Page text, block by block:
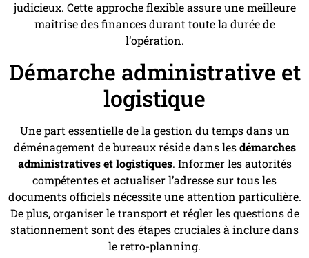
judicieux. Cette approche flexible assure une meilleure
maîtrise des finances durant toute la durée de
l’opération.
Démarche administrative et
logistique
Une part essentielle de la gestion du temps dans un
déménagement de bureaux réside dans lesdémarches
administratives et logistiques. Informer les autorités
compétentes et actualiser l’adresse sur tous les
documents officiels nécessite une attention particulière.
De plus, organiser le transport et régler les questions de
stationnement sont des étapes cruciales à inclure dans
le retro-planning.